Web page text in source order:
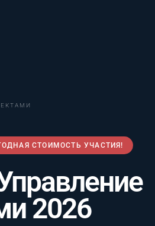
СТОИМОСТЬ УЧАСТИЯ!
2026